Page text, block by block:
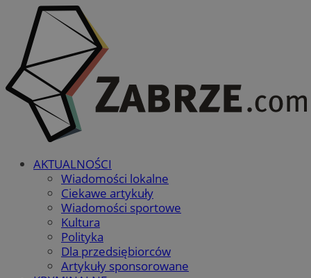
AKTUALNOŚCI
Wiadomości lokalne
Ciekawe artykuły
Wiadomości sportowe
Kultura
Polityka
Dla przedsiębiorców
Artykuły sponsorowane